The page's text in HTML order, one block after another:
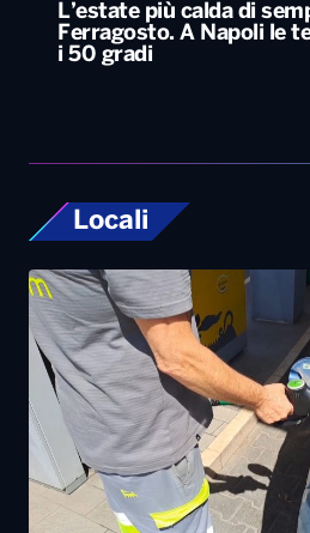
L’estate più calda di
Ferragosto. A Napoli le
i 50 gradi
Locali